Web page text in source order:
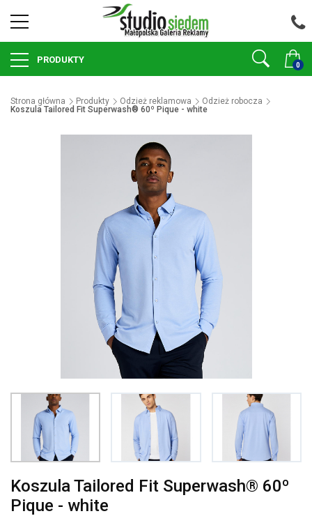
0
PRODUKTY
Strona główna Produkty Odzież reklamowa
Odzież robocza
Koszula Tailored Fit Superwash® 60º Pique - white
Koszula Tailored Fit Superwash® 60º
Pique - white